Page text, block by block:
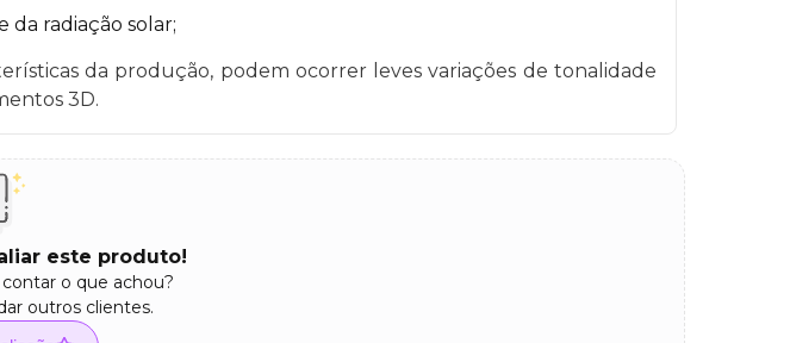
da radiação solar;
da produção, podem ocorrer leves variações de tonalidade
3D.
este produto!
o que achou?
outros clientes.